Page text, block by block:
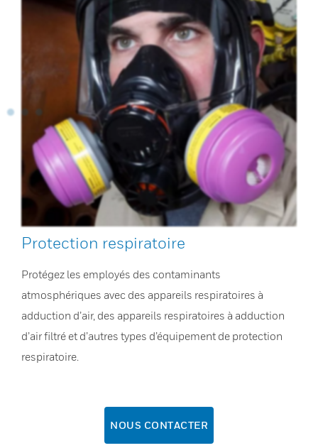
Protection respiratoire
Protégez les employés des contaminants
atmosphériques avec des appareils respiratoires à
adduction d’air, des appareils respiratoires à adduction
d’air filtré et d’autres types d’équipement de protection
respiratoire.
NOUS CONTACTER